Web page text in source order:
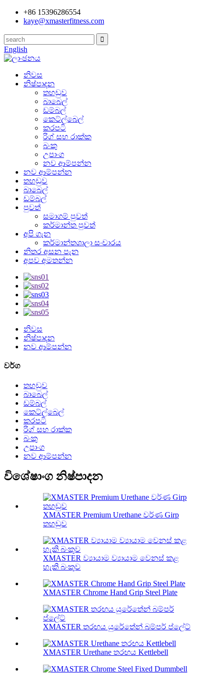
+86 15396286554
kaye@xmasterfitness.com
English
නිවස
නිෂ්පාදන
තහඩුව
බාබෙල්
ඩම්බල්
කෙට්ල්බෙල්
කරපටි
රිග් සහ රාක්ක
බංකු
උපාංග
නව ආම්පන්න
නව ආම්පන්න
තහඩුව
බාබෙල්
ඩම්බල්
පුවත්
සමාගම් පුවත්
කර්මාන්ත පුවත්
අපි ගැන
කර්මාන්තශාලා සංචාරය
නිතර අසන පැන
අපව අමතන්න
නිවස
නිෂ්පාදන
නව ආම්පන්න
වර්ග
තහඩුව
බාබෙල්
ඩම්බල්
කෙට්ල්බෙල්
කරපටි
රිග් සහ රාක්ක
බංකු
උපාංග
නව ආම්පන්න
විශේෂාංග නිෂ්පාදන
XMASTER Premium Urethane වර්ණ Girp
තහඩුව
XMASTER ව්‍යායාම ව්‍යායාම වෙනස් කළ
හැකි බංකුව
XMASTER Chrome Hand Grip Steel Plate
XMASTER තරඟය යුරේතේන් බම්පර් ප්ලේට්
XMASTER Urethane තරඟය Kettlebell